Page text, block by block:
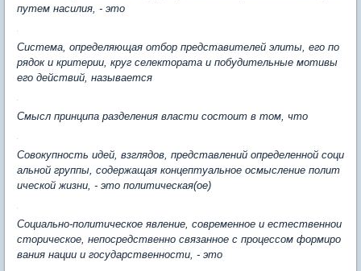
путем насилия, - это
Система, определяющая отбор представителей элиты, его по
рядок и критерии, круг селектората и побудительные мотивы
его действий, называется
Смысл принципа разделения власти состоит в том, что
Совокупность идей, взглядов, представлений определенной соци
альной группы, содержащая концептуальное осмысление полит
ической жизни, - это политическая(ое)
Социально-политическое явление, современное и естественнои
сторическое, непосредственно связанное с процессом формиро
вания нации и государственности, - это